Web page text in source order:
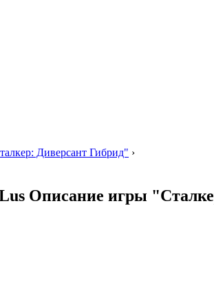
Диверсант Гибрид" ›
Lus Описание игры